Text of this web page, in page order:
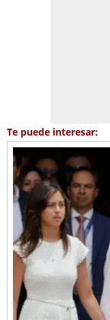
Te puede interesar: